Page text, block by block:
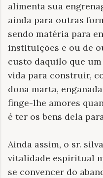
alimenta sua
ainda para outras
sendo matéria para
instituições e ou de
custo daquilo que
vida para construir,
dona marta,
finge-lhe amores
é ter os bens dela
Ainda assim, o sr.
vitalidade espiritual
se convencer do